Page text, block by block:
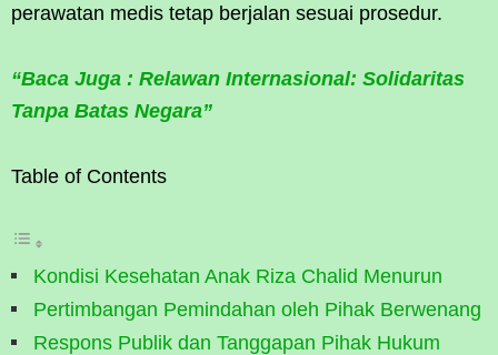
perawatan medis tetap berjalan sesuai prosedur.
“Baca Juga : Relawan Internasional: Solidaritas
Tanpa Batas Negara”
Table of Contents
Kondisi Kesehatan Anak Riza Chalid Menurun
Pertimbangan Pemindahan oleh Pihak Berwenang
Respons Publik dan Tanggapan Pihak Hukum